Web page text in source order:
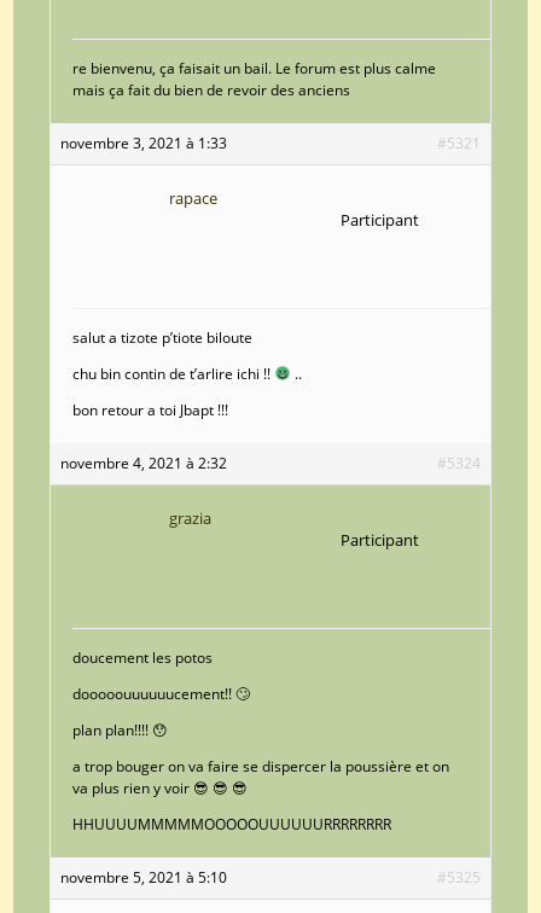
re bienvenu, ça faisait un bail. Le forum est plus calme
mais ça fait du bien de revoir des anciens
novembre 3, 2021 à 1:33 #5321
rapace
Participant
salut a tizote p’tiote biloute
chu bin contin de t’arlire ichi !!
..
bon retour a toi Jbapt !!!
novembre 4, 2021 à 2:32 #5324
grazia
Participant
doucement les potos
dooooouuuuuucement!! 🙄
plan plan!!!! 😯
a trop bouger on va faire se dispercer la poussière et on
va plus rien y voir 😎 😎 😎
HHUUUUMMMMMOOOOOUUUUUURRRRRRRR
novembre 5, 2021 à 5:10 #5325